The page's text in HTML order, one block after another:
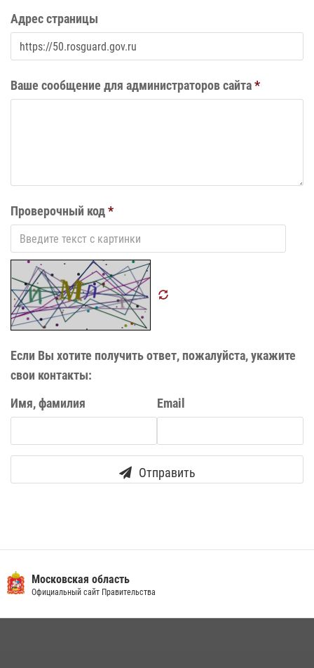
Адрес страницы
Ваше сообщение для администраторов сайта*
Проверочный код*
Если Вы хотите получить ответ, пожалуйста, укажите
свои контакты:
Имя, фамилия
Email
Отправить
Московская область
Официальный сайт Правительства